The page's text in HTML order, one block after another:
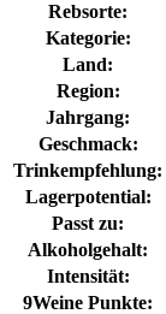
Rebsorte:
Kategorie:
Land:
Region:
Jahrgang:
Geschmack:
Trinkempfehlung:
Lagerpotential:
Passt zu:
Alkoholgehalt:
Intensität:
9Weine Punkte: